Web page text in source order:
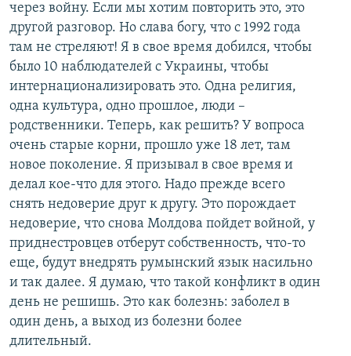
через войну. Если мы хотим повторить это, это
другой разговор. Но слава богу, что с 1992 года
там не стреляют! Я в свое время добился, чтобы
было 10 наблюдателей с Украины, чтобы
интернационализировать это. Одна религия,
одна культура, одно прошлое, люди –
родственники. Теперь, как решить? У вопроса
очень старые корни, прошло уже 18 лет, там
новое поколение. Я призывал в свое время и
делал кое-что для этого. Надо прежде всего
снять недоверие друг к другу. Это порождает
недоверие, что снова Молдова пойдет войной, у
приднестровцев отберут собственность, что-то
еще, будут внедрять румынский язык насильно
и так далее. Я думаю, что такой конфликт в один
день не решишь. Это как болезнь: заболел в
один день, а выход из болезни более
длительный.